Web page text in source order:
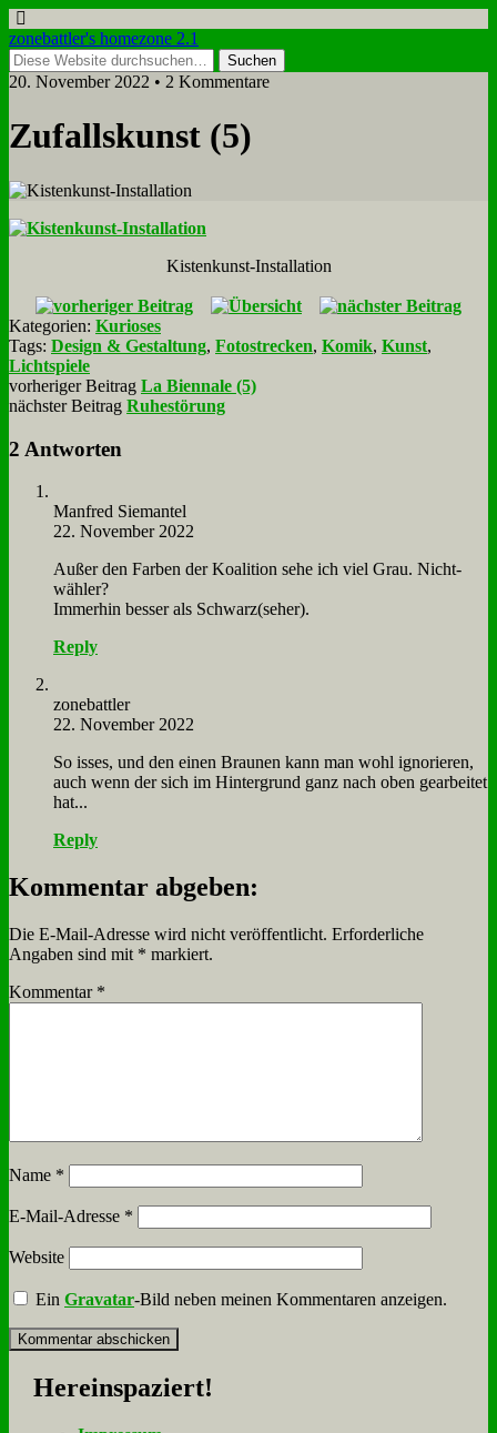
zonebattler's homezone 2.1
20. November 2022 • 2 Kommentare
Zu­falls­kunst (5)
Ki­sten­kunst-In­stal­la­ti­on
Kategorien: Kurioses
Tags: Design & Gestaltung, Fotostrecken, Komik, Kunst,
Lichtspiele
vorheriger Beitrag La Biennale (5)
nächster Beitrag Ruhestörung
2 Antworten
Man­fred Sie­man­tel
22. November 2022
Au­ßer den Far­ben der Ko­ali­ti­on se­he ich viel Grau. Nicht­
wäh­ler?
Im­mer­hin bes­ser als Schwarz(seher).
Reply
zone­batt­ler
22. November 2022
So is­ses, und den ei­nen Brau­nen kann man wohl igno­rie­ren,
auch wenn der sich im Hin­ter­grund ganz nach oben ge­ar­bei­tet
hat...
Reply
Kommentar abgeben:
Die E-Mail-Adresse wird nicht veröffentlicht. Erforderliche
Angaben sind mit * markiert.
Kommentar *
Name *
E-Mail-Adresse *
Website
EinGravatar-Bild neben meinen Kommentaren anzeigen.
Her­ein­spa­ziert!